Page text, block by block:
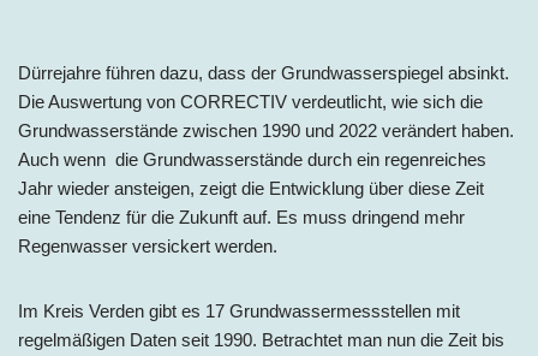
Dürrejahre führen dazu, dass der Grundwasserspiegel absinkt.
Die Auswertung von CORRECTIV verdeutlicht, wie sich die
Grundwasserstände zwischen 1990 und 2022 verändert haben.
Auch wenn die Grundwasserstände durch ein regenreiches
Jahr wieder ansteigen, zeigt die Entwicklung über diese Zeit
eine Tendenz für die Zukunft auf. Es muss dringend mehr
Regenwasser versickert werden.
Im Kreis Verden gibt es 17 Grundwassermessstellen mit
regelmäßigen Daten seit 1990. Betrachtet man nun die Zeit bis